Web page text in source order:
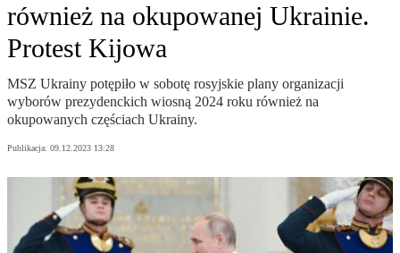
również na okupowanej Ukrainie.
Protest Kijowa
MSZ Ukrainy potępiło w sobotę rosyjskie plany organizacji
wyborów prezydenckich wiosną 2024 roku również na
okupowanych częściach Ukrainy.
Publikacja: 09.12.2023 13:28